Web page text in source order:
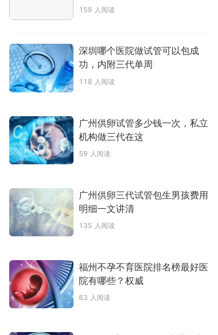
159 人阅读
深圳哪个医院做试管可以包成
功，内附三代单周
118 人阅读
广州供卵试管多少钱一次，私立
机构做三代在这
59 人阅读
广州供卵三代试管包生男孩费用
明细一文讲清
135 人阅读
福州不孕不育医院排名榜最好医
院有哪些？权威
63 人阅读